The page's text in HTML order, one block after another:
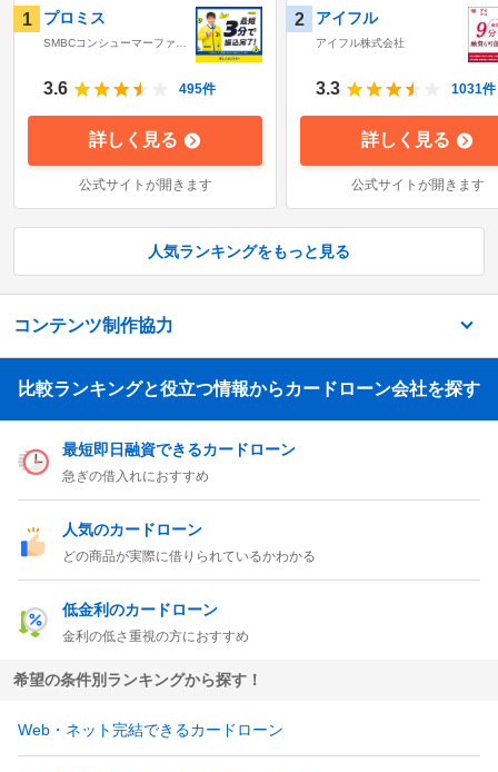
1 プロミス
SMBCコンシューマーファイ
3.6 495件
詳しく見る
公式サイトが開きます
2 アイフル
アイフル株式会社
3.3 1031件
詳しく見る
公式サイトが開きます
人気ランキングをもっと見る
コンテンツ制作協力
比較ランキングと役立つ情報からカードローン会社を探す
最短即日融資できるカードローン
急ぎの借入れにおすすめ
人気のカードローン
どの商品が実際に借りられているかわかる
低金利のカードローン
金利の低さ重視の方におすすめ
希望の条件別ランキングから探す！
Web・ネット完結できるカードローン